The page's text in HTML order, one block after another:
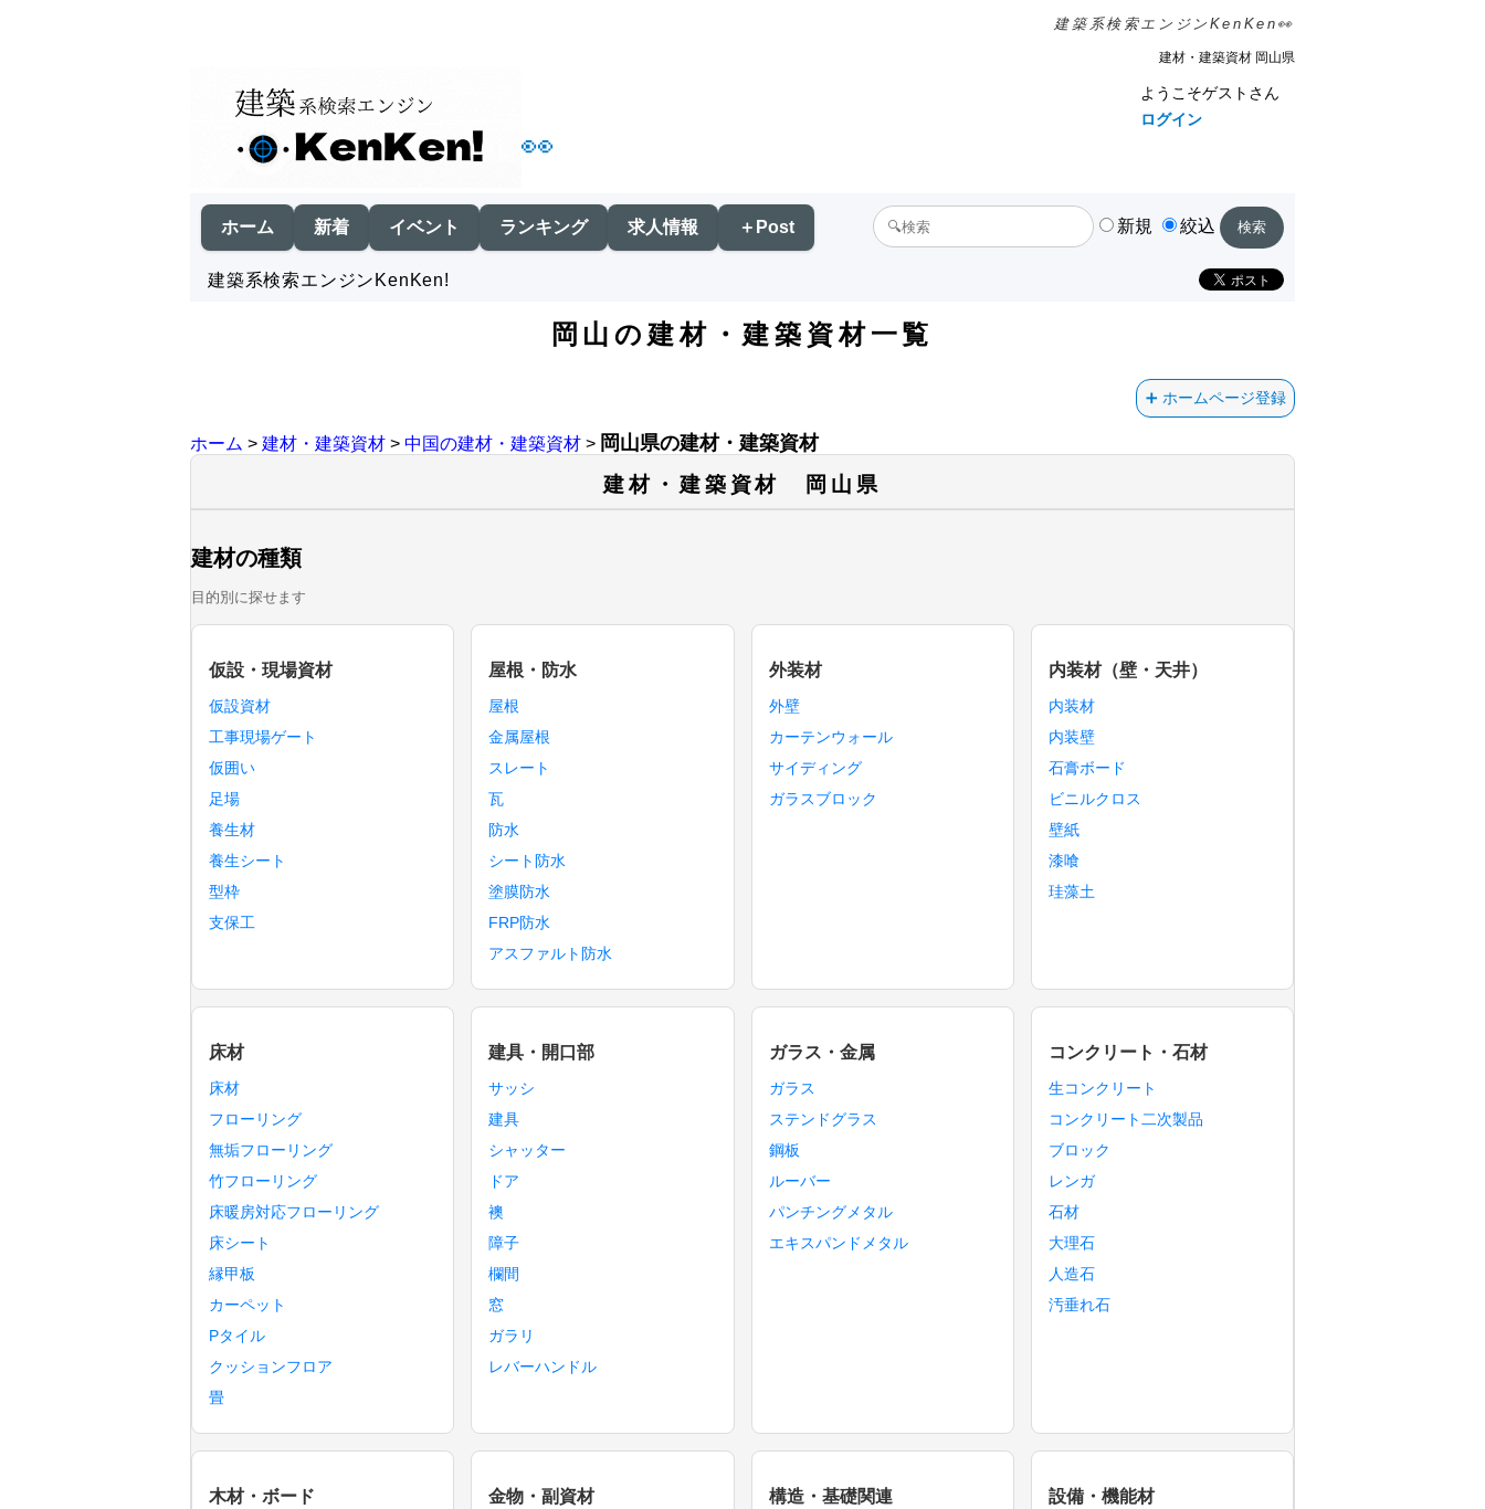
建築系検索エンジンKenKen👀
建材・建築資材 岡山県
👀
ようこそゲストさん
ログイン
ホーム 新着 イベント ランキング 求人情報 ＋Post 新規 絞込
建築系検索エンジンKenKen!
岡山の建材・建築資材一覧
ホームページ登録
ホーム > 建材・建築資材 > 中国の建材・建築資材 > 岡山県の建材・建築資材
建材・建築資材 岡山県
建材の種類
目的別に探せます
仮設・現場資材
仮設資材
工事現場ゲート
仮囲い
足場
養生材
養生シート
型枠
支保工
屋根・防水
屋根
金属屋根
スレート
瓦
防水
シート防水
塗膜防水
FRP防水
アスファルト防水
外装材
外壁
カーテンウォール
サイディング
ガラスブロック
内装材（壁・天井）
内装材
内装壁
石膏ボード
ビニルクロス
壁紙
漆喰
珪藻土
床材
床材
フローリング
無垢フローリング
竹フローリング
床暖房対応フローリング
床シート
縁甲板
カーペット
Pタイル
クッションフロア
畳
建具・開口部
サッシ
建具
シャッター
ドア
襖
障子
欄間
窓
ガラリ
レバーハンドル
ガラス・金属
ガラス
ステンドグラス
鋼板
ルーバー
パンチングメタル
エキスパンドメタル
コンクリート・石材
生コンクリート
コンクリート二次製品
ブロック
レンガ
石材
大理石
人造石
汚垂れ石
木材・ボード 金物・副資材 構造・基礎関連 設備・機能材